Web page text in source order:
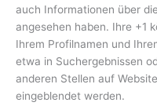
auch Informationen über
angesehen haben. Ihre +1
Ihrem Profilnamen und
etwa in Suchergebnissen
anderen Stellen auf
eingeblendet werden.